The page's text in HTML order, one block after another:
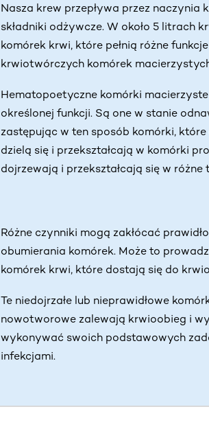
Nasza krew przepływa przez
składniki odżywcze. W około 5 litrach
komórek krwi, które pełnią różne
krwiotwórczych komórek
Hematopoetyczne komórki
określonej funkcji. Są one w stanie
zastępując w ten sposób komórki,
dzielą się i przekształcają w komórki
dojrzewają i przekształcają się w
Jak
Różne czynniki mogą zakłócać
obumierania komórek. Może to
komórek krwi, które dostają się do
Te niedojrzałe lub nieprawidłowe
nowotworowe zalewają krwioobieg i
wykonywać swoich podstawowych
infekcjami.